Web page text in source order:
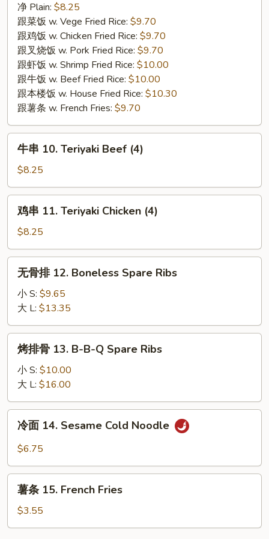
Fried
Cheese
Seafood
Wonton
(6)
Fried
Chicken
Wings
(4)
净 Plain: $8.25
跟菜饭 w. Vege Fried Rice: $9.70
跟鸡饭 w. Chicken Fried Rice: $9.70
跟叉烧饭 w. Pork Fried Rice: $9.70
跟虾饭 w. Shrimp Fried Rice: $10.00
跟牛饭 w. Beef Fried Rice: $10.00
跟本楼饭 w. House Fried Rice: $10.30
跟薯条 w. French Fries: $9.70
10.
Teriyaki
Beef
(4)
牛串 10. Teriyaki Beef (4)
$8.25
11.
Teriyaki
Chicken
(4)
鸡串 11. Teriyaki Chicken (4)
$8.25
12.
Boneless
Spare
Ribs
无骨排 12. Boneless Spare Ribs
小 S: $9.65
大 L: $13.35
13.
B-
B-
Spare
Ribs
烤排骨 13. B-B-Q Spare Ribs
小 S: $10.00
大 L: $16.00
14.
Cold
Noodle
冷面 14. Sesame Cold Noodle
$6.75
15.
French
薯条 15. French Fries
$3.55